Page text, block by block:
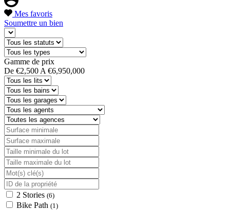
Mes favoris
Soumettre un bien
Gamme de prix
De €2,500 A €6,950,000
2 Stories (6)
Bike Path (1)